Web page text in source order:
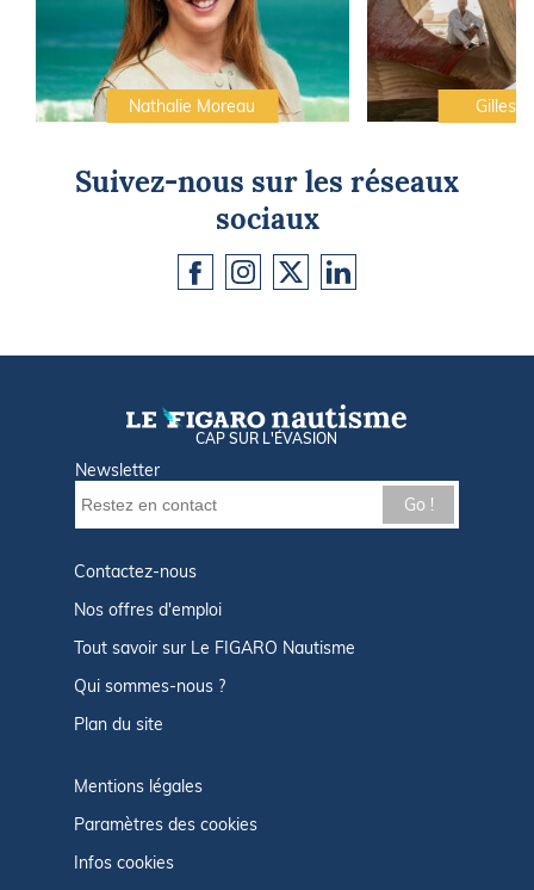
Nathalie Moreau Gilles
Suivez-nous sur les réseaux
sociaux
CAP SUR L'ÉVASION
Newsletter
Go !
Contactez-nous
Nos offres d'emploi
Tout savoir sur Le FIGARO Nautisme
Qui sommes-nous ?
Plan du site
Mentions légales
Paramètres des cookies
Infos cookies